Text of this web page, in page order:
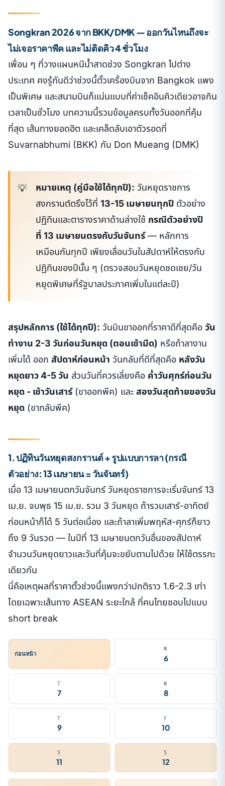
Songkran 2026 จาก BKK/DMK — ออกวันไหนถึงจะ
ไม่เจอราคาพีค และไม่ติดคิว 4 ชั่วโมง
เพื่อน ๆ ที่วางแผนหนีน้ำสาดช่วง Songkran ไปต่าง
ประเทศ คงรู้กันดีว่าช่วงนี้ตั๋วเครื่องบินจาก Bangkok แพง
เป็นพิเศษ และสนามบินก็แน่นแบบที่ค่าเช็คอินคิวเดียวอาจกิน
เวลาเป็นชั่วโมง บทความนี้รวมข้อมูลครบทั้งวันออกที่คุ้ม
ที่สุด เส้นทางยอดฮิต และเคล็ดลับเอาตัวรอดที่
Suvarnabhumi (BKK) กับ Don Mueang (DMK)
หมายเหตุ (คู่มือใช้ได้ทุกปี): วันหยุดราชการ
สงกรานต์ตรึงไว้ที่13-15 เมษายนทุกปี ตัวอย่าง
ปฏิทินและตารางราคาด้านล่างใช้ กรณีตัวอย่างปี
ที่ 13 เมษายนตรงกับวันจันทร์— หลักการ
เหมือนกันทุกปี เพียงเลื่อนวันในสัปดาห์ให้ตรงกับ
ปฏิทินของปีนั้น ๆ (ตรวจสอบวันหยุดชดเชย/วัน
หยุดพิเศษที่รัฐบาลประกาศเพิ่มในแต่ละปี)
สรุปหลักการ (ใช้ได้ทุกปี): วันบินขาออกที่ราคาดีที่สุดคือ วัน
ทำงาน 2-3 วันก่อนวันหยุด (ตอนเช้ามืด) หรือถ้าลางาน
เพิ่มได้ ออก สัปดาห์ก่อนหน้า วันกลับที่ดีที่สุดคือ หลังวัน
หยุดยาว 4-5 วัน ส่วนวันที่ควรเลี่ยงคือ ค่ำวันศุกร์ก่อนวัน
หยุด - เช้าวันเสาร์(ขาออกพีค) และ สองวันสุดท้ายของวัน
หยุด (ขากลับพีค)
1. ปฏิทินวันหยุดสงกรานต์ + รูปแบบการลา (กรณี
ตัวอย่าง: 13 เมษายน = วันจันทร์)
เมื่อ 13 เมษายนตกวันจันทร์ วันหยุดราชการจะเริ่มจันทร์ 13
เม.ย. จบพุธ 15 เม.ย. รวม 3 วันหยุด ถ้ารวมเสาร์-อาทิตย์
ก่อนหน้าก็ได้ 5 วันต่อเนื่อง และถ้าลาเพิ่มพฤหัส-ศุกร์ก็ยาว
ถึง 9 วันรวด — ในปีที่ 13 เมษายนตกวันอื่นของสัปดาห์
จำนวนวันหยุดยาวและวันที่คุ้มจะขยับตามไปด้วย ให้ใช้ตรรกะ
เดียวกัน
นี่คือเหตุผลที่ราคาตั๋วช่วงนี้แพงกว่าปกติราว 1.6-2.3 เท่า
โดยเฉพาะเส้นทาง ASEAN ระยะใกล้ ที่คนไทยชอบไปแบบ
short break
ก่อนหน้า
M
6
T
7
W
8
T
9
F
10
S
11
S
12